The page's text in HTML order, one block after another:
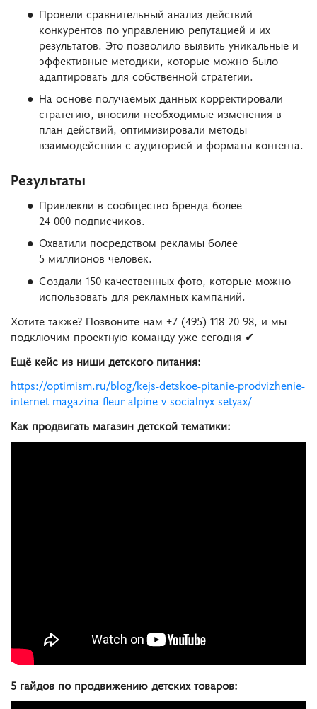
Провели сравнительный анализ действий
конкурентов по управлению репутацией и их
результатов. Это позволило выявить уникальные и
эффективные методики, которые можно было
адаптировать для собственной стратегии.
На основе получаемых данных корректировали
стратегию, вносили необходимые изменения в
план действий, оптимизировали методы
взаимодействия с аудиторией и форматы контента.
Результаты
Привлекли в сообщество бренда более
24 000 подписчиков.
Охватили посредством рекламы более
5 миллионов человек.
Создали 150 качественных фото, которые можно
использовать для рекламных кампаний.
Хотите также? Позвоните нам +7 (495) 118-20-98, и мы
подключим проектную команду уже сегодня ✔
Ещё кейс из ниши детского питания:
https://optimism.ru/blog/kejs-detskoe-pitanie-prodvizhenie-
internet-magazina-fleur-alpine-v-socialnyx-setyax/
Как продвигать магазин детской тематики:
5 гайдов по продвижению детских товаров: